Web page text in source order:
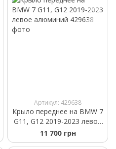
Артикул: 429638
Крыло переднее на BMW 7
G11, G12 2019-2023 левое
алюминий
11 700 грн